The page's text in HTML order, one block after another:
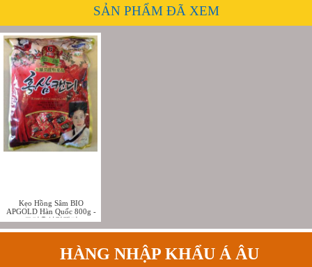
SẢN PHẨM ĐÃ XEM
Kẹo Hồng Sâm BIO
APGOLD Hàn Quốc 800g -
고려홍삼민캔디
HÀNG NHẬP KHẨU Á ÂU